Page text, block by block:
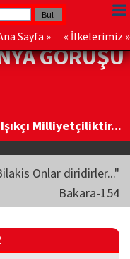
Sayfa » « İlkelerimiz »
GÖRÜŞÜ
Milliyetçiliktir...
Onlar diridirler..."
Bakara-154